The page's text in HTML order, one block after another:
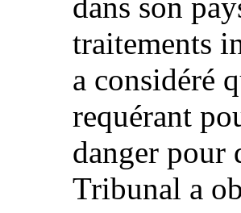
dans son
traitements
a considéré
requérant
danger pour
Tribunal a